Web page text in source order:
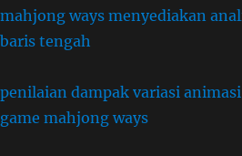
mahjong ways menyediakan
baris tengah
penilaian dampak variasi
game mahjong ways